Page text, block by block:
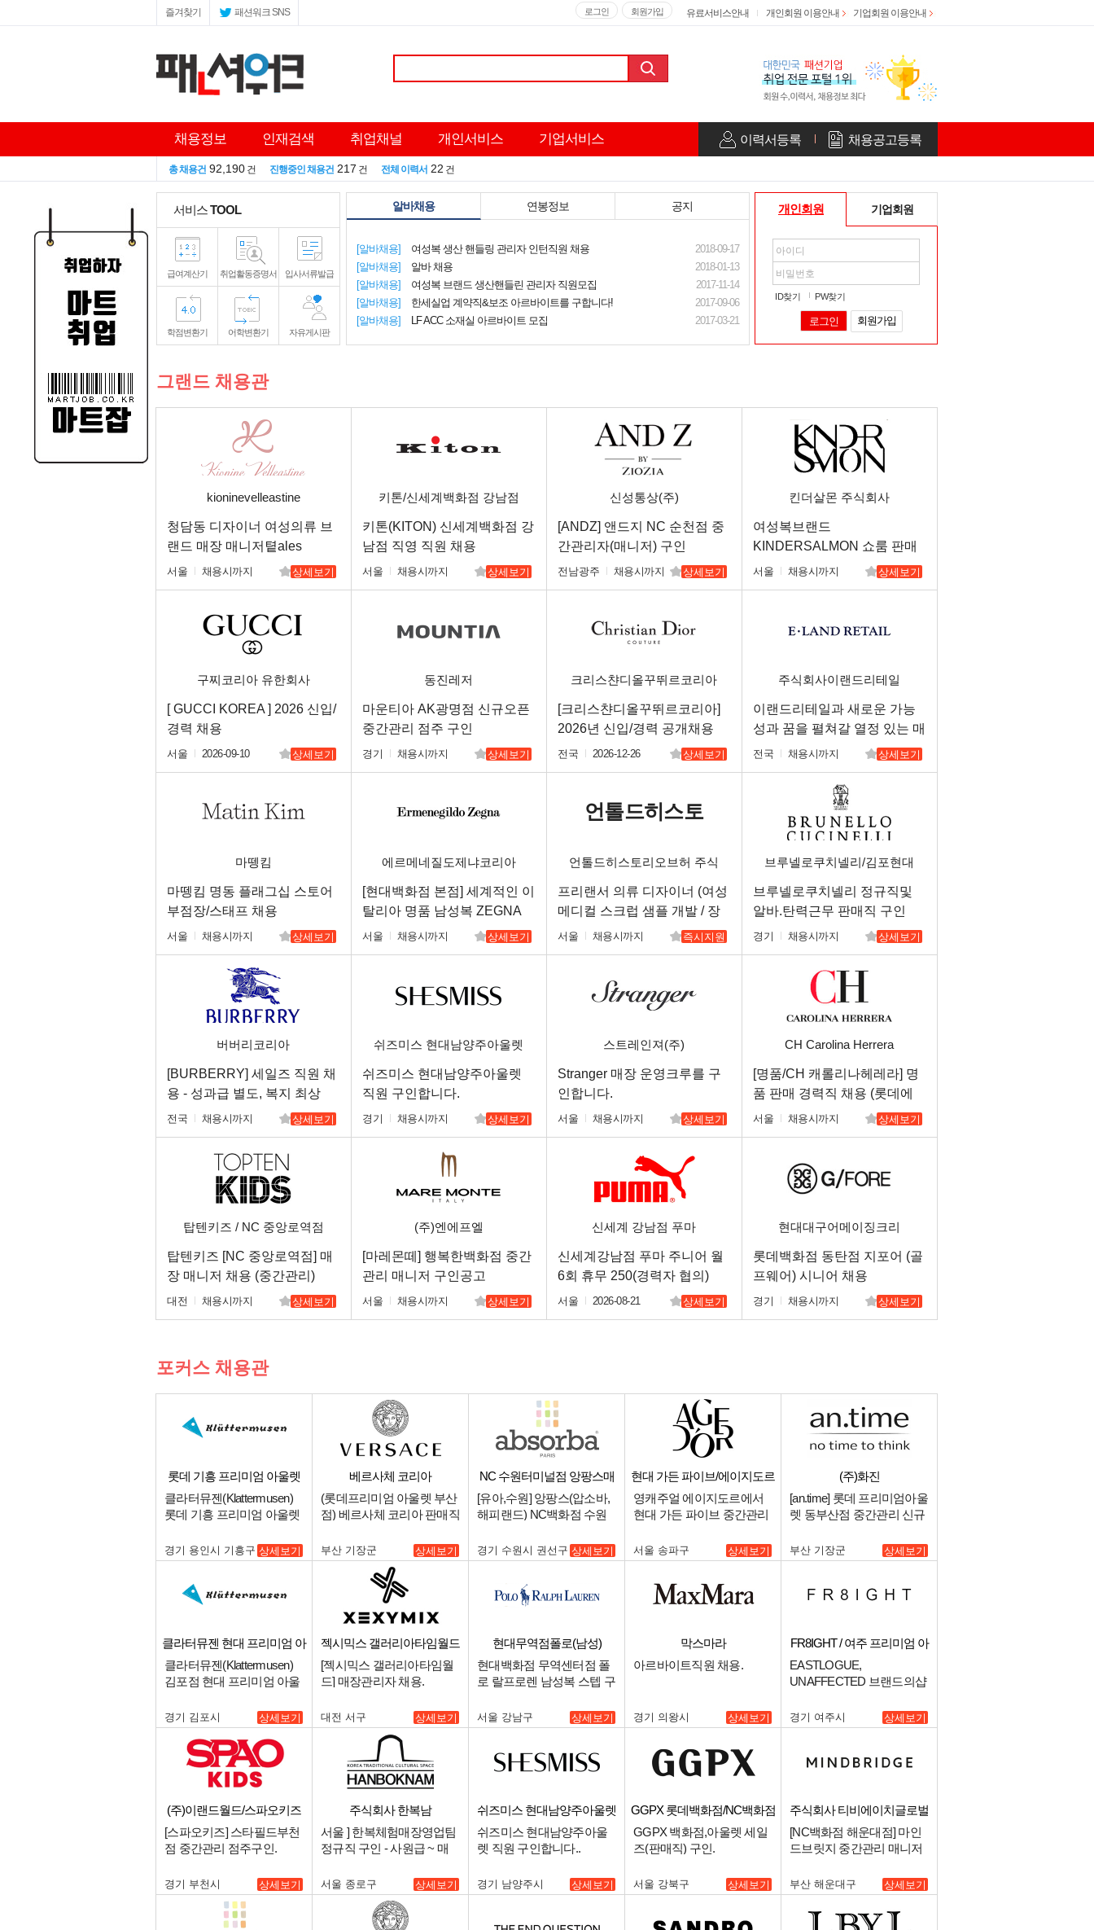
즐겨찾기 패션워크 SNS 로그인 회원가입 유료서비스안내 개인회원 이용안내 기업회원 이용안내
채용정보 인재검색 취업채널 개인서비스 기업서비스 이력서등록 채용공고등록
총 채용건 92,190 건 진행중인 채용건 217 건 전체 이력서 22 건
서비스TOOL
급여계산기 취업활동증명서 입사서류발급
학점변환기 어학변환기 자유게시판
알바채용 연봉정보 공지
[알바채용] 여성복 생산 핸들링 관리자 인턴직원 채용
2018-09-17
[알바채용]
알바 채용
2018-01-13
[알바채용]
여성복 브랜드 생산핸들린 관리자 직원모집
2017-11-14
[알바채용]
한세실업 계약직&보조 아르바이트를 구합니다!
2017-09-06
[알바채용]
LF ACC 소재실 아르바이트 모집 2017-03-21
개인회원 기업회원
ID찾기 PW찾기
회원가입
그랜드 채용관
kioninevelleastine
청담동 디자이너 여성의류 브
랜드 매장 매니저톁ales
Advisor 채용
서울 채용시까지 상세보기
키톤/신세계백화점 강남점
키톤(KITON) 신세계백화점 강
남점 직영 직원 채용
서울 채용시까지 상세보기
신성통상(주)
[ANDZ] 앤드지 NC 순천점 중
간관리자(매니저) 구인
전남광주 채용시까지 상세보기
킨더살몬 주식회사
여성복브랜드
KINDERSALMON 쇼룸 판매
직원 채용
서울 채용시까지 상세보기
구찌코리아 유한회사
[ GUCCI KOREA ] 2026 신입/
경력 채용
서울 2026-09-10 상세보기
동진레저
마운티아 AK광명점 신규오픈
중간관리 점주 구인
경기 채용시까지 상세보기
크리스챤디올꾸뛰르코리아
[크리스챤디올꾸뛰르코리아]
2026년 신입/경력 공개채용
전국 2026-12-26 상세보기
주식회사이랜드리테일
이랜드리테일과 새로운 가능
성과 꿈을 펼쳐갈 열정 있는 매
니저님을 구인합니다.
전국 채용시까지 상세보기
마뗑킴
마뗑킴 명동 플래그십 스토어
부점장/스태프 채용
서울 채용시까지 상세보기
에르메네질도제냐코리아
[현대백화점 본점] 세계적인 이
탈리아 명품 남성복 ZEGNA
신입/경력
서울 채용시까지 상세보기
언톨드히스토
리오브허 주
식회사
언톨드히스토리오브허 주식
프리랜서 의류 디자이너 (여성
메디컬 스크럽 샘플 개발 / 장
기)
서울 채용시까지 즉시지원
브루넬로쿠치넬리/김포현대
브루넬로쿠치넬리 정규직및
알바.탄력근무 판매직 구인
경기 채용시까지 상세보기
버버리코리아
[BURBERRY] 세일즈 직원 채
용 - 성과급 별도, 복지 최상
(전국)
전국 채용시까지 상세보기
쉬즈미스 현대남양주아울렛
쉬즈미스 현대남양주아울렛
직원 구인합니다.
경기 채용시까지 상세보기
스트레인져(주)
Stranger 매장 운영크루를 구
인합니다.
서울 채용시까지 상세보기
CH Carolina Herrera
[명품/CH 캐롤리나헤레라] 명
품 판매 경력직 채용 (롯데에
비뉴엘 명동/잠실/부산)
서울 채용시까지 상세보기
탑텐키즈 / NC 중앙로역점
탑텐키즈 [NC 중앙로역점] 매
장 매니저 채용 (중간관리)
대전 채용시까지 상세보기
(주)엔에프엘
[마레몬떼] 행복한백화점 중간
관리 매니저 구인공고
서울 채용시까지 상세보기
신세계 강남점 푸마
신세계강남점 푸마 주니어 월
6회 휴무 250(경력자 협의)
서울 2026-08-21 상세보기
현대대구어메이징크리
롯데백화점 동탄점 지포어 (골
프웨어) 시니어 채용
경기 채용시까지 상세보기
포커스 채용관
롯데 기흥 프리미엄 아울렛
클라터뮤젠(Klattermusen)
롯데 기흥 프리미엄 아울렛
경기 용인시 기흥구 상세보기
베르사체 코리아
(롯데프리미엄 아울렛 부산
점) 베르사체 코리아 판매직
부산 기장군 상세보기
NC 수원터미널점 앙팡스매
장
[유아,수원] 앙팡스(압소바,
해피랜드) NC백화점 수원
구인.
경기 수원시 권선구 상세보기
현대 가든 파이브/에이지도르
영캐주얼 에이지도르에서
현대 가든 파이브 중간관리
서울 송파구 상세보기
(주)화진
[an.time] 롯데 프리미엄아울
렛 동부산점 중간관리 신규
부산 기장군 상세보기
클라터뮤젠 현대 프리미엄 아
울렛 김포점
클라터뮤젠(Klattermusen)
김포점 현대 프리미엄 아울
경기 김포시 상세보기
젝시믹스 갤러리아타임월드
점
[젝시믹스 갤러리아타임월
드] 매장관리자 채용.
대전 서구 상세보기
현대무역점폴로(남성)
현대백화점 무역센터점 폴
로 랄프로렌 남성복 스텝 구
서울 강남구 상세보기
막스마라
아르바이트직원 채용.
경기 의왕시 상세보기
FR8IGHT / 여주 프리미엄 아
울렛
EASTLOGUE,
UNAFFECTED 브랜드의샵
아울렛 여주점 매니저 구인.
경기 여주시 상세보기
(주)이랜드월드/스파오키즈
스타필드부천
[스파오키즈] 스타필드부천
점 중간관리 점주구인.
경기 부천시 상세보기
주식회사 한복남
서울 ] 한복체험매장영업팀
정규직 구인 - 사원급 ~ 매
서울 종로구 상세보기
쉬즈미스 현대남양주아울렛
쉬즈미스 현대남양주아울
렛 직원 구인합니다..
경기 남양주시 상세보기
GGPX 롯데백화점/NC백화점
GGPX 백화점,아울렛 세일
즈(판매직) 구인.
서울 강북구 상세보기
주식회사 티비에이치글로벌
[NC백화점 해운대점] 마인
드브릿지 중간관리 매니저
부산 해운대구 상세보기